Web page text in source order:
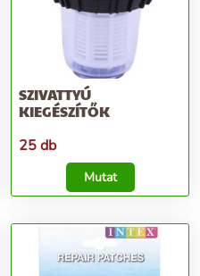
SZIVATTYÚ
KIEGÉSZÍTŐK
25 db
Mutat